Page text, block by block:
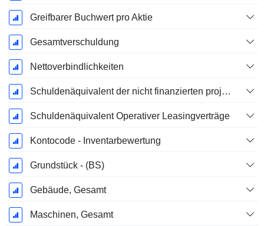
Greifbarer Buchwert pro Aktie
Gesamtverschuldung
Nettoverbindlichkeiten
Schuldenäquivalent der nicht finanzierten projizierten Leistungspflicht
Schuldenäquivalent Operativer Leasingverträge
Kontocode - Inventarbewertung
Grundstück - (BS)
Gebäude, Gesamt
Maschinen, Gesamt